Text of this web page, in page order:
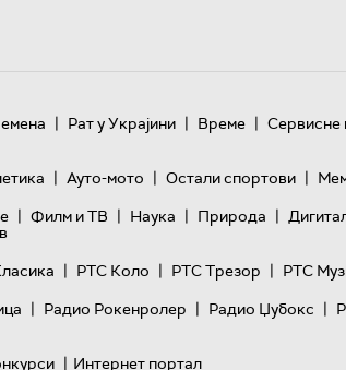
| Рат у Украјини | Време | Сервисне
| Ауто-мото | Остали спортови |
| Филм и ТВ | Наука | Природа |
| РТС Коло | РТС Трезор | РТС
| Радио Рокенролер | Радио Џубокс |
| Интернет портал